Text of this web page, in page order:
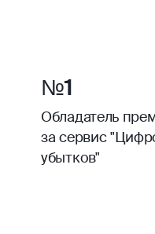
№1
Обладатель
за сервис
убытков"